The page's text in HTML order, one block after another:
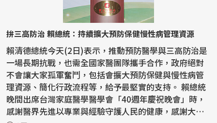
拚三高防治 賴總統：持續擴大預防保健慢性病管理資源
賴清德總統今天(2日)表示，推動預防醫學與三高防治是
一場長期抗戰，也需全國家醫團隊攜手合作，政府絕對
不會讓大家孤軍奮鬥，包括會擴大預防保健與慢性病管
理資源、簡化行政流程等，給予最堅實的支持。 賴總統
晚間出席台灣家庭醫學醫學會「40週年慶祝晚會」時，
感謝醫界先進以專業與經驗守護人民的健康，感謝大家